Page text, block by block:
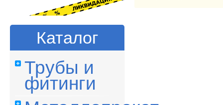
Каталог
Трубы и
фитинги